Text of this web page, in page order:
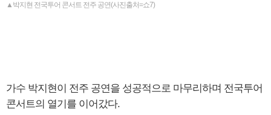
▲박지현 전국투어 콘서트 전주 공연(사진출처=쇼7)
가수 박지현이 전주 공연을 성공적으로 마무리하며 전국투어
콘서트의 열기를 이어갔다.